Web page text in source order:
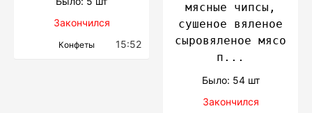
Закончился
Конфеты 15:52
мясные чипсы,
сушеное вяленое
сыровяленое мясо
п...
Было: 54 шт
Закончился